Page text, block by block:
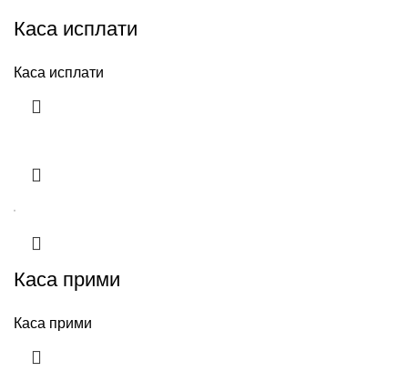
Каса исплати
Каса исплати
Каса прими
Каса прими